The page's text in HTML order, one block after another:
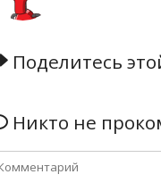
Поделитесь
Никто не